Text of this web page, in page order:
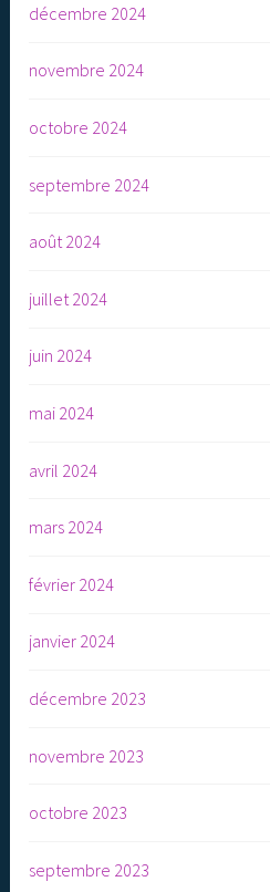
décembre 2024
novembre 2024
octobre 2024
septembre 2024
août 2024
juillet 2024
juin 2024
mai 2024
avril 2024
mars 2024
février 2024
janvier 2024
décembre 2023
novembre 2023
octobre 2023
septembre 2023